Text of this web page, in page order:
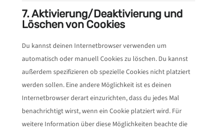
maps
service
7. Aktivierung/Deaktivierung und
Löschen von Cookies
Du kannst deinen Internetbrowser verwenden um
automatisch oder manuell Cookies zu löschen. Du kannst
außerdem spezifizieren ob spezielle Cookies nicht platziert
werden sollen. Eine andere Möglichkeit ist es deinen
Internetbrowser derart einzurichten, dass du jedes Mal
benachrichtigt wirst, wenn ein Cookie platziert wird. Für
weitere Information über diese Möglichkeiten beachte die